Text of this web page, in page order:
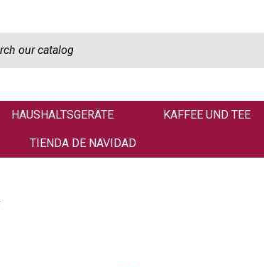
HAUSHALTSGERÄTE KAFFEE UND TEE
TIENDA DE NAVIDAD